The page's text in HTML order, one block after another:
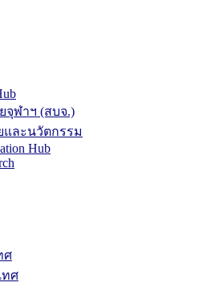
จุฬาฯ (สบจ.)
และนวัตกรรม
Hub
ศ
ทศ